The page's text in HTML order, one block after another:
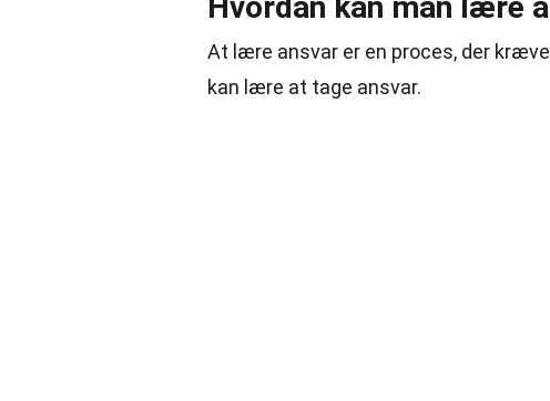
At lære ansvar er en proces, der
kan lære at tage ansvar.